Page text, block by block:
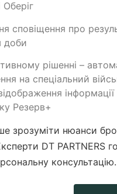
Оберіг
сповіщення про
доби
рішенні –
на спеціальний
інформації
Резерв+
зрозуміти нюанси
DT PARTNERS
сональну